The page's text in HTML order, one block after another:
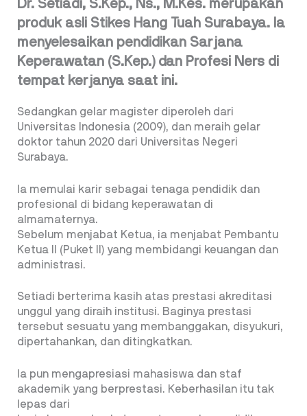
Dr. Setiadi, S.Kep., Ns., M.Kes. merupakan
produk asli Stikes Hang Tuah Surabaya. Ia
menyelesaikan pendidikan Sarjana
Keperawatan (S.Kep.) dan Profesi Ners di
tempat kerjanya saat ini.
Sedangkan gelar magister diperoleh dari
Universitas Indonesia (2009), dan meraih gelar
doktor tahun 2020 dari Universitas Negeri
Surabaya.
Ia memulai karir sebagai tenaga pendidik dan
profesional di bidang keperawatan di
almamaternya.
Sebelum menjabat Ketua, ia menjabat Pembantu
Ketua II (Puket II) yang membidangi keuangan dan
administrasi.
Setiadi berterima kasih atas prestasi akreditasi
unggul yang diraih institusi. Baginya prestasi
tersebut sesuatu yang membanggakan, disyukuri,
dipertahankan, dan ditingkatkan.
Ia pun mengapresiasi mahasiswa dan staf
akademik yang berprestasi. Keberhasilan itu tak
lepas dari